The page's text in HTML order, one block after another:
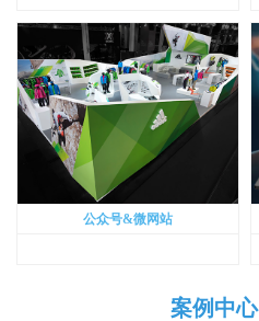
公众号&微网站
案例中心